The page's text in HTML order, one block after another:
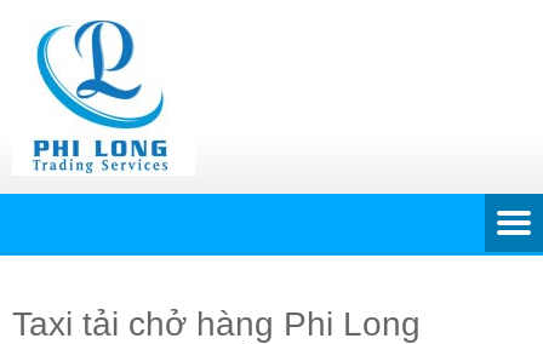
Taxi tải chở hàng Phi Long